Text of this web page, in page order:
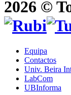
2026 ©
Equipa
Contactos
Univ. Beira
LabCom
UBInforma